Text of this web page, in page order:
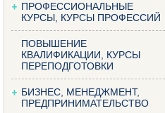
ПРОФЕССИОНАЛЬНЫЕ
КУРСЫ, КУРСЫ ПРОФЕССИЙ
ПОВЫШЕНИЕ
КВАЛИФИКАЦИИ, КУРСЫ
ПЕРЕПОДГОТОВКИ
БИЗНЕС, МЕНЕДЖМЕНТ,
ПРЕДПРИНИМАТЕЛЬСТВО